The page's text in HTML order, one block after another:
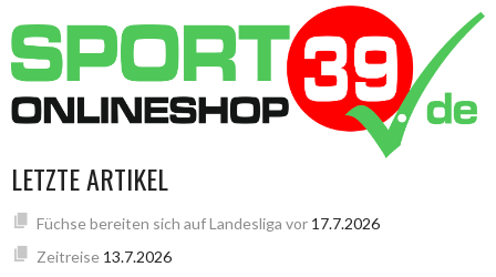
LETZTE ARTIKEL
Füchse bereiten sich auf Landesliga vor 17.7.2026
Zeitreise 13.7.2026